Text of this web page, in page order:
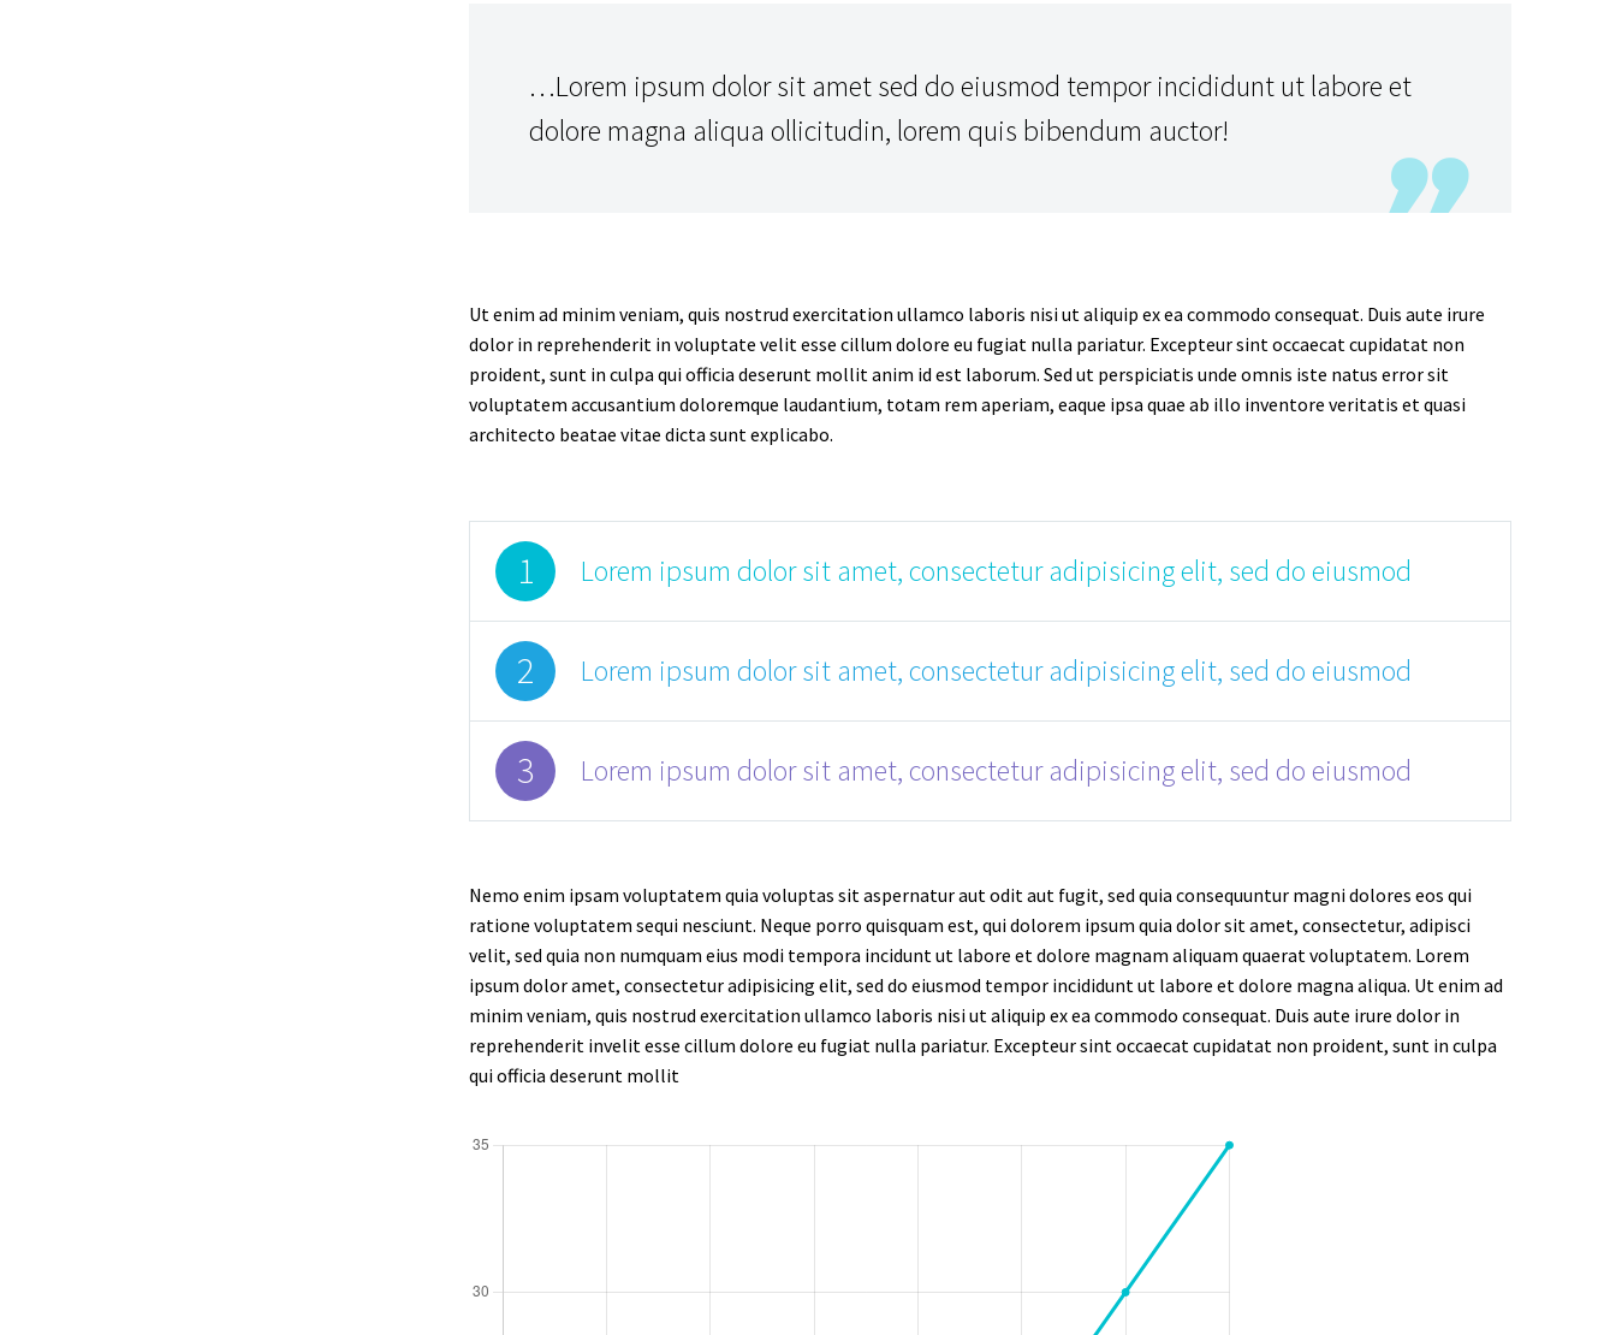
…Lorem ipsum dolor sit amet sed do eiusmod tempor incididunt ut labore et
dolore magna aliqua ollicitudin, lorem quis bibendum auctor!
Ut enim ad minim veniam, quis nostrud exercitation ullamco laboris nisi ut aliquip ex ea commodo consequat. Duis aute irure
dolor in reprehenderit in voluptate velit esse cillum dolore eu fugiat nulla pariatur. Excepteur sint occaecat cupidatat non
proident, sunt in culpa qui officia deserunt mollit anim id est laborum. Sed ut perspiciatis unde omnis iste natus error sit
voluptatem accusantium doloremque laudantium, totam rem aperiam, eaque ipsa quae ab illo inventore veritatis et quasi
architecto beatae vitae dicta sunt explicabo.
1 Lorem ipsum dolor sit amet, consectetur adipisicing elit, sed do eiusmod
2 Lorem ipsum dolor sit amet, consectetur adipisicing elit, sed do eiusmod
3 Lorem ipsum dolor sit amet, consectetur adipisicing elit, sed do eiusmod
Nemo enim ipsam voluptatem quia voluptas sit aspernatur aut odit aut fugit, sed quia consequuntur magni dolores eos qui
ratione voluptatem sequi nesciunt. Neque porro quisquam est, qui dolorem ipsum quia dolor sit amet, consectetur, adipisci
velit, sed quia non numquam eius modi tempora incidunt ut labore et dolore magnam aliquam quaerat voluptatem. Lorem
ipsum dolor amet, consectetur adipisicing elit, sed do eiusmod tempor incididunt ut labore et dolore magna aliqua. Ut enim ad
minim veniam, quis nostrud exercitation ullamco laboris nisi ut aliquip ex ea commodo consequat. Duis aute irure dolor in
reprehenderit invelit esse cillum dolore eu fugiat nulla pariatur. Excepteur sint occaecat cupidatat non proident, sunt in culpa
qui officia deserunt mollit